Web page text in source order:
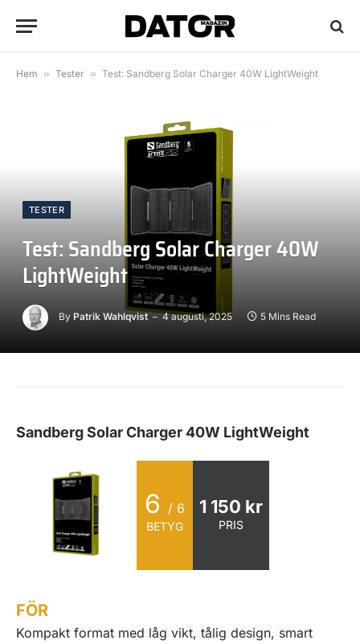
Hem » Tester » Test: Sandberg Solar Charger 40W LightWeight
TESTER
Test: Sandberg Solar Charger 40W
LightWeight
By Patrik Wahlqvist 4 augusti, 2025 5 Mins Read
Sandberg Solar Charger 40W LightWeight
6 / 6
BETYG
1 150 kr
PRIS
FÖR
Kompakt format med låg vikt, tålig design, smart